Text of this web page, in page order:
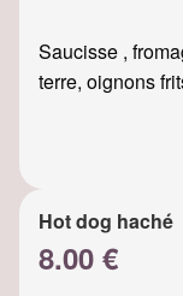
Saucisse ,
terre, oignons
Hot dog haché
8.00 €